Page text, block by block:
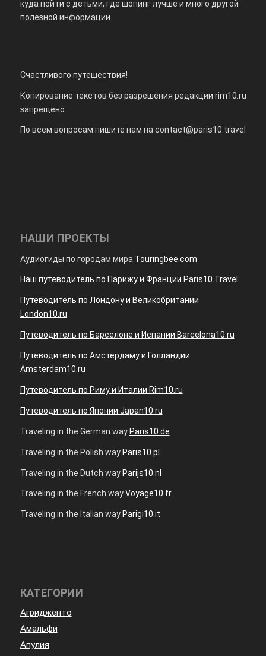
куда пойти с детьми, где шопинг лучше и много другой
полезной информации.
Счастливого путешествия!
Копирование текстов без разрешения редакции rim10.ru
запрещено.
По всем вопросам пишите нам наcontact@paris10.travel
НАШИ ПРОЕКТЫ
Аудиогиды по городам мира Touringbee.com
Наш путеводитель по Парижу и Франции Paris10.Travel
Путеводитель по Лондону и Великобритании
London10.ru
Путеводитель по Барселоне и Испании Barcelona10.ru
Путеводитель по Амстердаму и Голландии
Amsterdam10.ru
Путеводитель по Риму и Италии Rim10.ru
Путеводитель по Японии Japan10.ru
Traveling in the German way Paris10.de
Traveling in the Polish way Paris10.pl
Traveling in the Dutch wayParijs10.nl
Traveling in the French wayVoyage10.fr
Traveling in the Italian way Parigi10.it
КАТЕГОРИИ
Агридженто
Амальфи
Апулия